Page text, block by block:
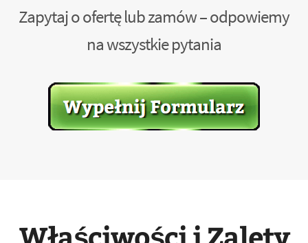
Zapytaj o ofertę lub zamów – odpowiemy
na wszystkie pytania